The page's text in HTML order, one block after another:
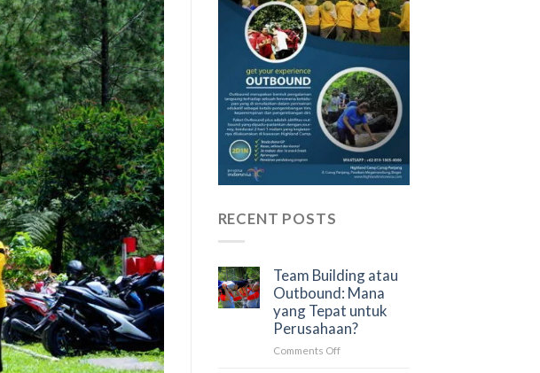
RECENT POSTS
Team Building atau
Outbound: Mana
yang Tepat untuk
Perusahaan?
Comments Offon